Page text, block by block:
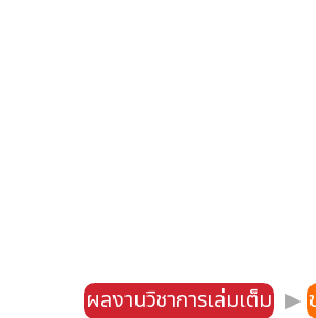
ผลงานวิชาการเล่มเต็ม ▶